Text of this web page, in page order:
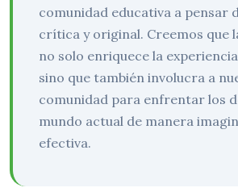
comunidad educativa a pensar
crítica y original. Creemos que
no solo enriquece la
sino que también involucra a
comunidad para enfrentar los
mundo actual de manera
efectiva.